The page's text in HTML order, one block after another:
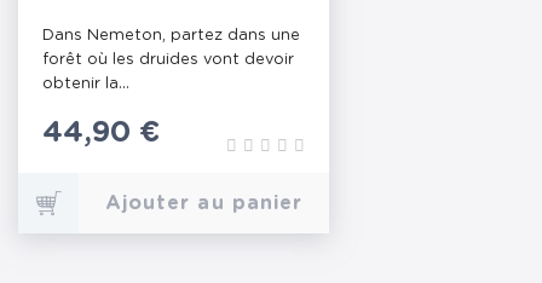
Dans Nemeton, partez dans une
forêt où les druides vont devoir
obtenir la...
Prix
44,90 €
Ajouter au panier